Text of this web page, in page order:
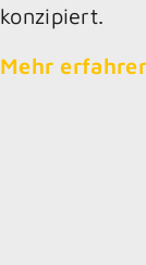
konzipiert.
Mehr